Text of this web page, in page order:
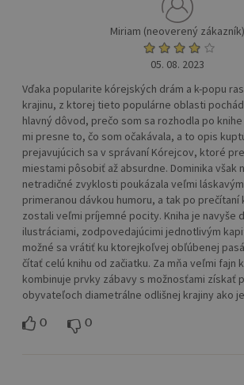
Miriam (neoverený zákazník)
05. 08. 2023
Vďaka popularite kórejských drám a k-popu
krajinu, z ktorej tieto populárne oblasti
hlavný dôvod, prečo som sa rozhodla po knihe
mi presne to, čo som očakávala, a to opis
prejavujúcich sa v správaní Kórejcov, ktoré
miestami pôsobiť až absurdne. Dominika však
netradičné zvyklosti poukázala veľmi
primeranou dávkou humoru, a tak po prečítaní
zostali veľmi príjemné pocity. Kniha je navyše
ilustráciami, zodpovedajúcimi jednotlivým
možné sa vrátiť ku ktorejkoľvej obľúbenej
čítať celú knihu od začiatku. Za mňa veľmi fajn
kombinuje prvky zábavy s možnosťami získať
obyvateľoch diametrálne odlišnej krajiny ako
0 0